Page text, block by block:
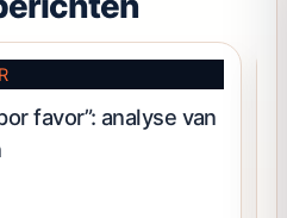
favor”: analyse van